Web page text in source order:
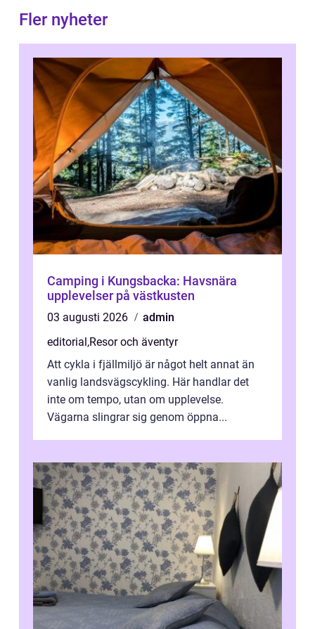
Fler nyheter
Camping i Kungsbacka: Havsnära
upplevelser på västkusten
03 augusti 2026
admin
editorial,Resor och äventyr
Att cykla i fjällmiljö är något helt annat än
vanlig landsvägscykling. Här handlar det
inte om tempo, utan om upplevelse.
Vägarna slingrar sig genom öppna...